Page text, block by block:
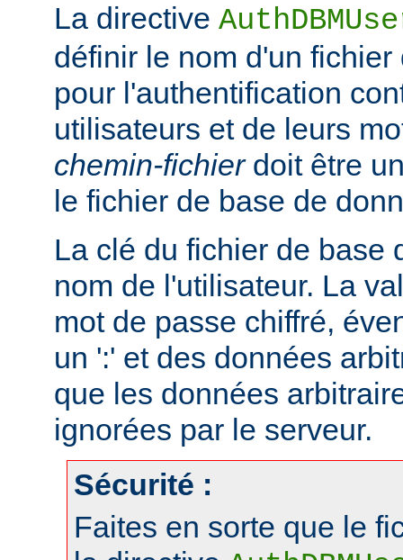
La directive
définir le nom d'un
pour l'authentification
utilisateurs et de leurs
chemin-fichierdoit être
le fichier de base de
La clé du fichier de base
nom de l'utilisateur. La
mot de passe chiffré,
un ':' et des données
que les données
ignorées par le serveur.
Sécurité :
Faites en sorte que le